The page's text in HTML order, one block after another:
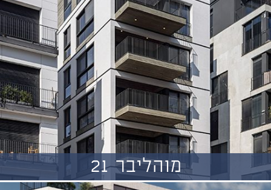
מוהליבר 21